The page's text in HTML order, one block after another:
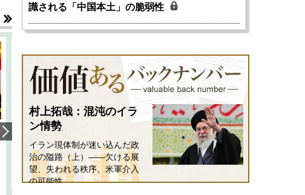
韓国にも理解してほしい「極東
1905年体制」における日米韓安
全保障協力の意味
千々和泰明
2026年5月15日
ホルムズ海峡危機で加速したエ
ネルギー転換が「中国依存」に
行き着くリスク
小山堅
識される「中国本土」の脆弱性
村上拓哉：混沌のイラ
ン情勢
イラン現体制が迷い込んだ政
治の隘路（上）――欠ける展
望、失われる秩序、米軍介入
の可能性